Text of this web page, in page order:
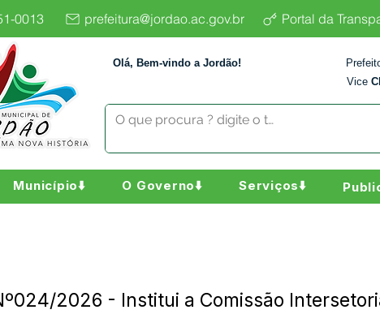
0013 prefeitura@jordao.ac.gov.br Portal da
Olá, Bem-vindo a Jordão!
Vice
Município⬇️ O Governo⬇️ Serviços⬇️
2026 - Institui a Comissão